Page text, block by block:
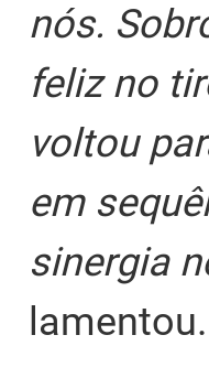
nós.
feliz no
voltou
em
sinergia
lamentou.